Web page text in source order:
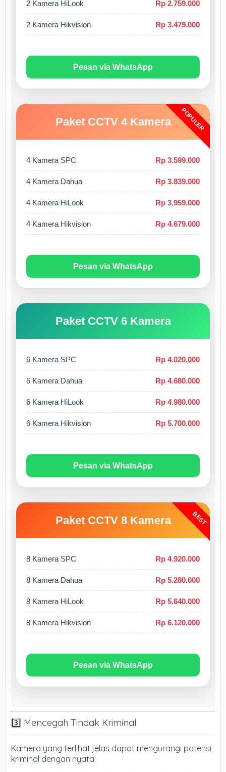
2 Kamera HiLook Rp 2.759.000
2 Kamera Hikvision Rp 3.479.000
Pesan via WhatsApp
POPULER
Paket CCTV 4 Kamera
4 Kamera SPC Rp 3.599.000
4 Kamera Dahua Rp 3.839.000
4 Kamera HiLook Rp 3.959.000
4 Kamera Hikvision Rp 4.679.000
Pesan via WhatsApp
Paket CCTV 6 Kamera
6 Kamera SPC Rp 4.020.000
6 Kamera Dahua Rp 4.680.000
6 Kamera HiLook Rp 4.980.000
6 Kamera Hikvision Rp 5.700.000
Pesan via WhatsApp
BEST
Paket CCTV 8 Kamera
8 Kamera SPC Rp 4.920.000
8 Kamera Dahua Rp 5.280.000
8 Kamera HiLook Rp 5.640.000
8 Kamera Hikvision Rp 6.120.000
Pesan via WhatsApp
3️⃣ Mencegah Tindak Kriminal
Kamera yang terlihat jelas dapat mengurangi potensi
kriminal dengan nyata.